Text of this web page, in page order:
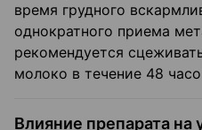
время грудного
однократного приема
рекомендуется
молоко в течение 48
Влияние препарата на